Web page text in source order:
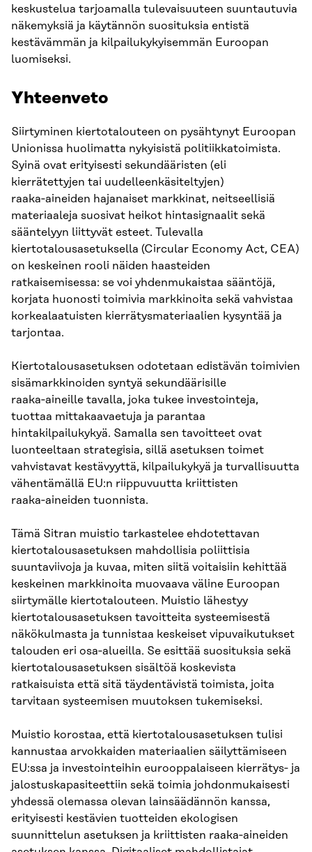
keskustelua tarjoamalla tulevaisuuteen suuntautuvia
näkemyksiä ja käytännön suosituksia entistä
kestävämmän ja kilpailukykyisemmän Euroopan
luomiseksi.
Yhteenveto
Siirtyminen kiertotalouteen on pysähtynyt Euroopan
Unionissa huolimatta nykyisistä politiikkatoimista.
Syinä ovat erityisesti sekundääristen (eli
kierrätettyjen tai uudelleenkäsiteltyjen)
raaka‑aineiden hajanaiset markkinat, neitseellisiä
materiaaleja suosivat heikot hintasignaalit sekä
sääntelyyn liittyvät esteet. Tulevalla
kiertotalousasetuksella (Circular Economy Act, CEA)
on keskeinen rooli näiden haasteiden
ratkaisemisessa: se voi yhdenmukaistaa sääntöjä,
korjata huonosti toimivia markkinoita sekä vahvistaa
korkealaatuisten kierrätysmateriaalien kysyntää ja
tarjontaa.
Kiertotalousasetuksen odotetaan edistävän toimivien
sisämarkkinoiden syntyä sekundäärisille
raaka‑aineille tavalla, joka tukee investointeja,
tuottaa mittakaavaetuja ja parantaa
hintakilpailukykyä. Samalla sen tavoitteet ovat
luonteeltaan strategisia, sillä asetuksen toimet
vahvistavat kestävyyttä, kilpailukykyä ja turvallisuutta
vähentämällä EU:n riippuvuutta kriittisten
raaka‑aineiden tuonnista.
Tämä Sitran muistio tarkastelee ehdotettavan
kiertotalousasetuksen mahdollisia poliittisia
suuntaviivoja ja kuvaa, miten siitä voitaisiin kehittää
keskeinen markkinoita muovaava väline Euroopan
siirtymälle kiertotalouteen. Muistio lähestyy
kiertotalousasetuksen tavoitteita systeemisestä
näkökulmasta ja tunnistaa keskeiset vipuvaikutukset
talouden eri osa‑alueilla. Se esittää suosituksia sekä
kiertotalousasetuksen sisältöä koskevista
ratkaisuista että sitä täydentävistä toimista, joita
tarvitaan systeemisen muutoksen tukemiseksi.
Muistio korostaa, että kiertotalousasetuksen tulisi
kannustaa arvokkaiden materiaalien säilyttämiseen
EU:ssa ja investointeihin eurooppalaiseen kierrätys‑ ja
jalostuskapasiteettiin sekä toimia johdonmukaisesti
yhdessä olemassa olevan lainsäädännön kanssa,
erityisesti kestävien tuotteiden ekologisen
suunnittelun asetuksen ja kriittisten raaka‑aineiden